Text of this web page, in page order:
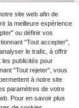
100% Premiu
Unie Soyeu
Fausse Soie
Avec Fermetur
Pour Lit, Ca
Campagne, Taill
Pour Cadeaux
Insert d'Oreille
en Machine
site web afin de
la meilleure expérience
ou définir vos
"Tout accepter",
le trafic, à offrir
les publicités pour
"Tout rejeter", vous
à notre site
paramètres de votre
Pour en savoir plus